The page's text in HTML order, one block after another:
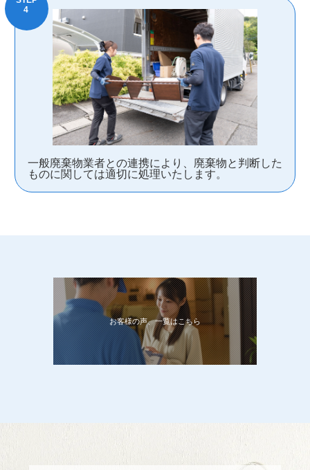
一般廃棄物業者との連携により、廃棄物と判断した
ものに関しては適切に処理いたします。
お客様の声、一覧はこちら